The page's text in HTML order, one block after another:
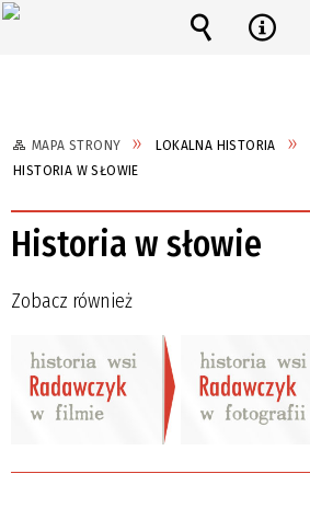
MAPA STRONY LOKALNA HISTORIA
HISTORIA W SŁOWIE
Historia w słowie
Zobacz również